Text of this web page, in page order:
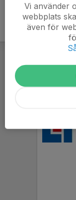
Vi använder
webbplats
även för